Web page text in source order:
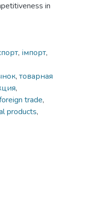
in
, імпорт,
, товарная
,
trade,
products,